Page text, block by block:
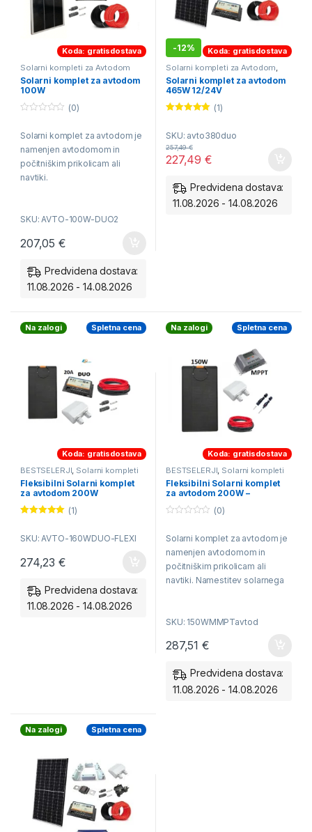
Koda: gratisdostava
Solarni kompleti za Avtodom
Solarni komplet za avtodom
100W
u
o
f
5
(0)
Solarni komplet za avtodom je
namenjen avtodomom in
počitniškim prikolicam ali
navtiki.
SKU: AVTO-100W-DUO2
207,05€
Predvidena dostava:
11.08.2026 - 14.08.2026
-12%
Koda: gratisdostava
Solarni kompleti za Avtodom,
Solarni kompleti za Navtiko
Solarni komplet za avtodom
465W 12/24V
(1)
SKU: avto380duo
227,49€
257,49€
Predvidena dostava:
11.08.2026 - 14.08.2026
Na zalogi Spletna cena
Koda: gratisdostava
BESTSELERJI Solarni kompleti
za Avtodom Solarni kompleti za
Navtiko
Fleksibilni Solarni komplet
za avtodom 200W
(1)
SKU: AVTO-160WDUO-FLEXI
274,23€
Predvidena dostava:
11.08.2026 - 14.08.2026
Na zalogi Spletna cena
Koda: gratisdostava
BESTSELERJI Solarni kompleti
za Avtodom Solarni kompleti za
Navtiko
Fleksibilni Solarni komplet
za avtodom 200W –
u
o
f
5
(0)
Solarni komplet za avtodom je
namenjen avtodomom in
počitniškim prikolicam ali
navtiki. Namestitev solarnega
zadostuje poleti za napajanje
SKU: 150WMMPTavtod
287,51€
Predvidena dostava:
11.08.2026 - 14.08.2026
Na zalogi Spletna cena